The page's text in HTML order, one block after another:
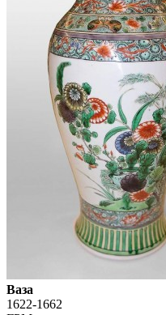
Ваза
1622-1662